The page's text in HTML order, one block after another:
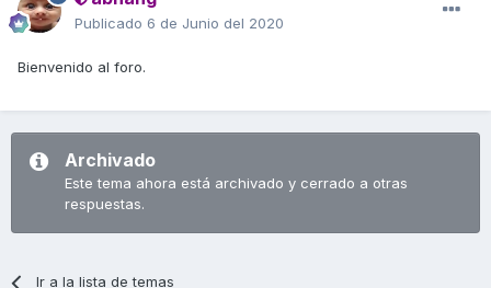
Publicado 6 de Junio del 2020
Bienvenido al foro.
Archivado
Este tema ahora está archivado y cerrado a otras
respuestas.
Ir a la lista de temas